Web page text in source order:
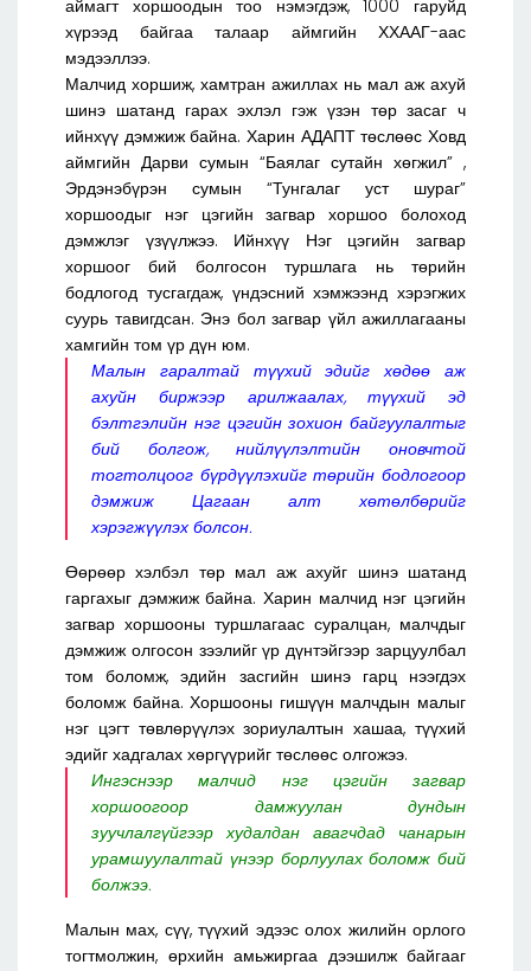
аймагт хоршоодын тоо нэмэгдэж, 1000 гаруйд
хүрээд байгаа талаар аймгийн ХХААГ-аас
мэдээллээ.
Малчид хоршиж, хамтран ажиллах нь мал аж ахуй
шинэ шатанд гарах эхлэл гэж үзэн төр засаг ч
ийнхүү дэмжиж байна. Харин АДАПТ төслөөс Ховд
аймгийн Дарви сумын “Баялаг сутайн хөгжил” ,
Эрдэнэбүрэн сумын “Тунгалаг уст шураг”
хоршоодыг нэг цэгийн загвар хоршоо болоход
дэмжлэг үзүүлжээ. Ийнхүү Нэг цэгийн загвар
хоршоог бий болгосон туршлага нь төрийн
бодлогод тусгагдаж, үндэсний хэмжээнд хэрэгжих
суурь тавигдсан. Энэ бол загвар үйл ажиллагааны
хамгийн том үр дүн юм.
Малын гаралтай түүхий эдийг хөдөө аж
ахуйн биржээр арилжаалах, түүхий эд
бэлтгэлийн нэг цэгийн зохион байгуулалтыг
бий болгож, нийлүүлэлтийн оновчтой
тогтолцоог бүрдүүлэхийг төрийн бодлогоор
дэмжиж Цагаан алт хөтөлбөрийг
хэрэгжүүлэх болсон.
Өөрөөр хэлбэл төр мал аж ахуйг шинэ шатанд
гаргахыг дэмжиж байна. Харин малчид нэг цэгийн
загвар хоршооны туршлагаас суралцан, малчдыг
дэмжиж олгосон зээлийг үр дүнтэйгээр зарцуулбал
том боломж, эдийн засгийн шинэ гарц нээгдэх
боломж байна. Хоршооны гишүүн малчдын малыг
нэг цэгт төвлөрүүлэх зориулалтын хашаа, түүхий
эдийг хадгалах хөргүүрийг төслөөс олгожээ.
Ингэснээр малчид нэг цэгийн загвар
хоршоогоор дамжуулан дундын
зуучлалгүйгээр худалдан авагчдад чанарын
урамшуулалтай үнээр борлуулах боломж бий
болжээ.
Малын мах, сүү, түүхий эдээс олох жилийн орлого
тогтмолжин, өрхийн амьжиргаа дээшилж байгааг